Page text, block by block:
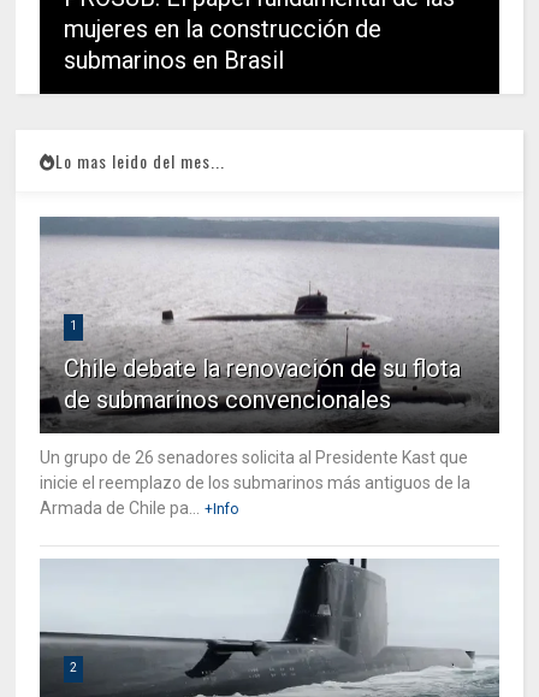
mujeres en la construcción de
submarinos en Brasil
Lo mas leido del mes...
1
Chile debate la renovación de su flota
de submarinos convencionales
Un grupo de 26 senadores solicita al Presidente Kast que
inicie el reemplazo de los submarinos más antiguos de la
Armada de Chile pa...
+Info
2